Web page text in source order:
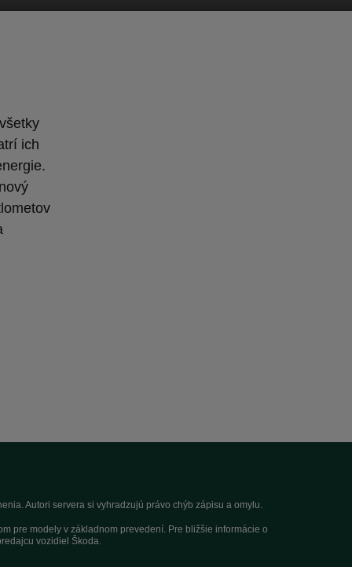
ich
Autori servera si vyhradzujú právo chýb zápisu a omylu.
pre modely v základnom prevedení. Pre bližšie informácie o
vozidiel Škoda.